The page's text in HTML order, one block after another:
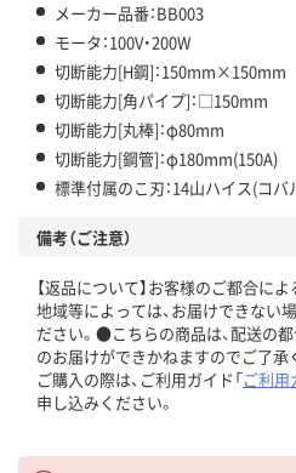
メーカー品番：BB003
モータ：100V・200W
切断能力[H鋼]：150mm×150mm
切断能力[角パイプ]：□150mm
切断能力[丸棒]：φ80mm
切断能力[鋼管]：φ180mm(150A)
標準付属のこ刃：14山ハイス(コ
備考（ご注意）
【返品について】お客様のご都合に
地域等によっては、お届けできない
ださい。●こちらの商品は、配送の
のお届けができかねますのでご了承
ご購入の際は、ご利用ガイド「ご利用
申し込みください。